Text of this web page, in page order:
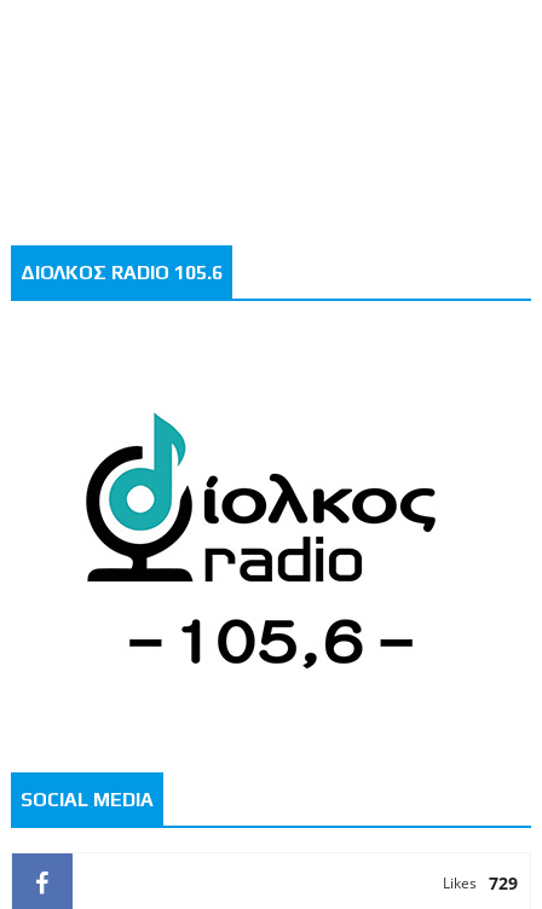
ΔΙΟΛΚΟΣ RADIO 105.6
SOCIAL MEDIA
729
Likes